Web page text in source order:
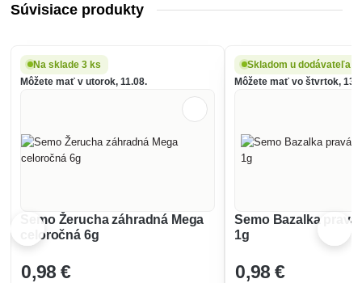
Súvisiace produkty
Na sklade 3 ks
Môžete mať v utorok, 11.08.
Semo Žerucha záhradná Mega
celoročná 6g
0,98 €
Skladom u dodávateľa
Môžete mať vo štvrtok,
Semo Bazalka pravá
1g
0,98 €